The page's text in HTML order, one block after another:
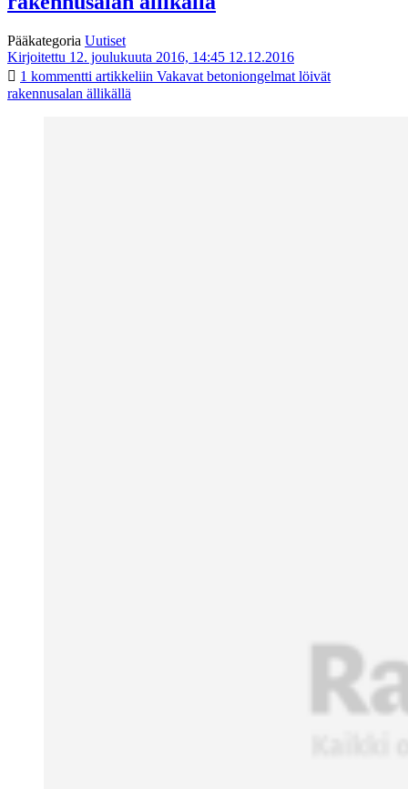
Pääkategoria Uutiset
Kirjoitettu 12. joulukuuta 2016, 14:45 12.12.2016
1 kommentti artikkeliin Vakavat betoniongelmat löivät
rakennusalan ällikällä